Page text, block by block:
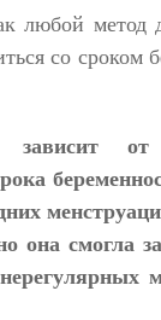
любой метод
со сроком
зависит
она смогла